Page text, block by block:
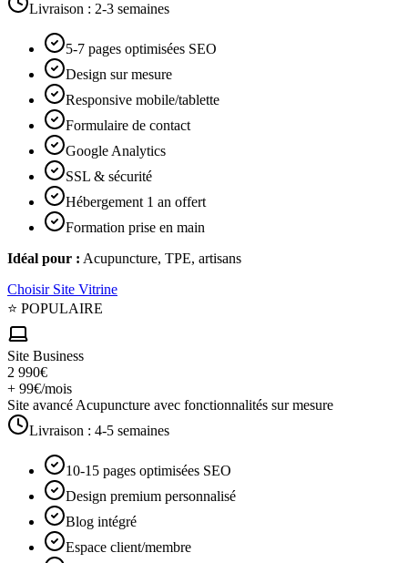
Livraison : 2-3 semaines
5-7 pages optimisées SEO
Design sur mesure
Responsive mobile/tablette
Formulaire de contact
Google Analytics
SSL & sécurité
Hébergement 1 an offert
Formation prise en main
Idéal pour : Acupuncture, TPE, artisans
Choisir Site Vitrine
⭐ POPULAIRE
Site Business
2 990€
+ 99€/mois
Site avancé Acupuncture avec fonctionnalités sur mesure
Livraison : 4-5 semaines
10-15 pages optimisées SEO
Design premium personnalisé
Blog intégré
Espace client/membre